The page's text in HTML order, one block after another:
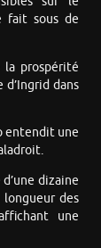
fait sous de
prospérité
dans
entendit une
dizaine
longueur des
une